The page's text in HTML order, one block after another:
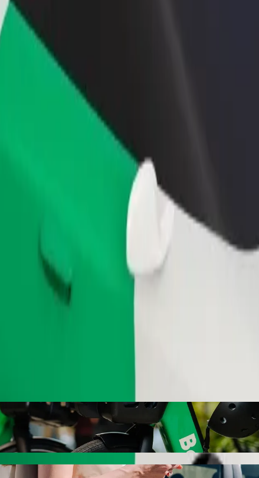
più clienti e aumenta le
a Eldoret Airport (EDL)
a Eldoret Airport (EDL)? Esplora i nostri servizi e scegli
a Eldoret Airport (EDL) con Bolt ride-